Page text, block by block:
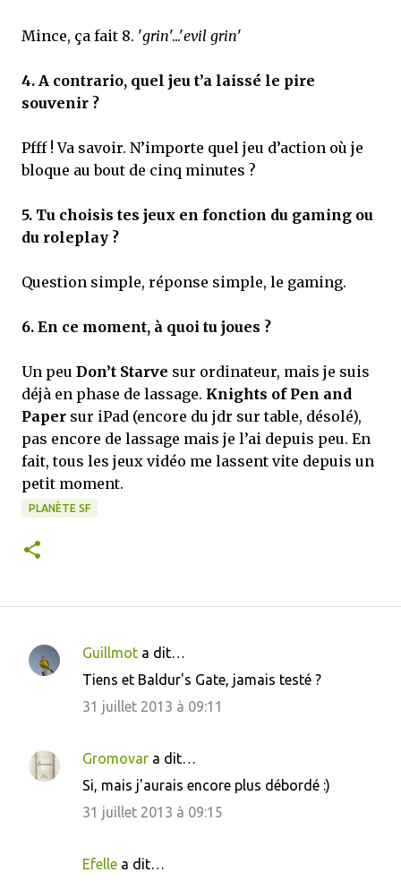
Mince, ça fait 8. 'grin'...'evil grin'
4. A contrario, quel jeu t’a laissé le pire
souvenir ?
Pfff ! Va savoir. N’importe quel jeu d’action où je
bloque au bout de cinq minutes ?
5. Tu choisis tes jeux en fonction du gaming ou
du roleplay ?
Question simple, réponse simple, le gaming.
6. En ce moment, à quoi tu joues ?
Un peu Don’t Starve sur ordinateur, mais je suis
déjà en phase de lassage. Knights of Pen and
Paper sur iPad (encore du jdr sur table, désolé),
pas encore de lassage mais je l’ai depuis peu. En
fait, tous les jeux vidéo me lassent vite depuis un
petit moment.
PLANÈTE SF
C
e
Guillmot a dit…
Tiens et Baldur's Gate, jamais testé ?
31 juillet 2013 à 09:11
Gromovar a dit…
Si, mais j'aurais encore plus débordé :)
31 juillet 2013 à 09:15
Efelle a dit…